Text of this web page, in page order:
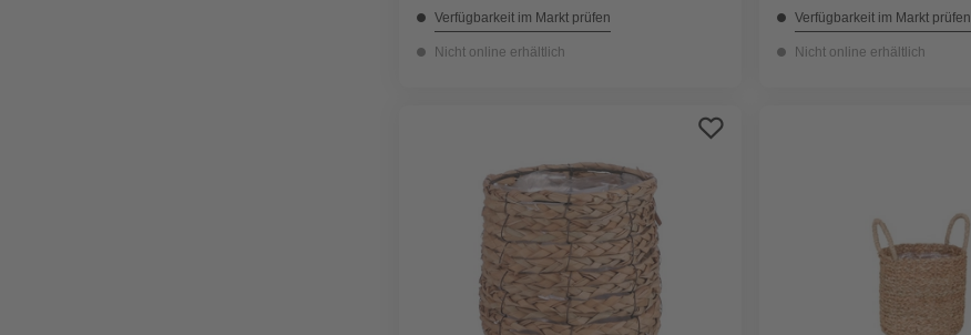
Verfügbarkeit im Markt prüfen
Nicht online erhältlich
Verfügbarkeit im Markt prüfen
Nicht online erhältlich